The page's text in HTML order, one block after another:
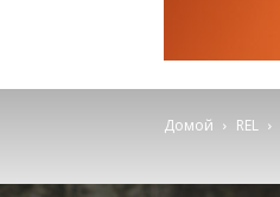
Домой REL